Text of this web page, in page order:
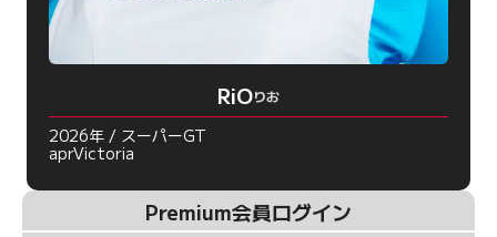
RiOりお
2026年 / スーパーGT
aprVictoria
Premium会員ログイン